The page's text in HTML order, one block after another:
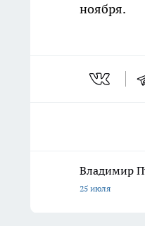
ноября.
Владимир
25 июля